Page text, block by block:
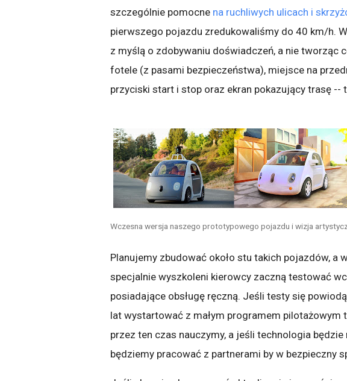
szczególnie pomocne na ruchliwych ulicach i
pierwszego pojazdu zredukowaliśmy do 40 km/h.
z myślą o zdobywaniu doświadczeń, a nie tworząc
fotele (z pasami bezpieczeństwa), miejsce na
przyciski start i stop oraz ekran pokazujący trasę --
Wczesna wersja naszego prototypowego pojazdu i wizja
Planujemy zbudować około stu takich pojazdów, a
specjalnie wyszkoleni kierowcy zaczną testować
posiadające obsługę ręczną. Jeśli testy się
lat wystartować z małym programem pilotażowym
przez ten czas nauczymy, a jeśli technologia będzie
będziemy pracować z partnerami by w bezpieczny